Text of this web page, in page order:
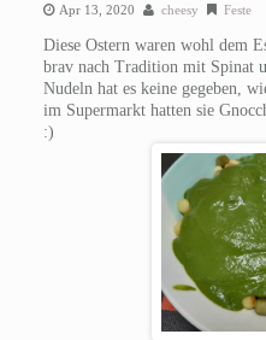
Apr 13, 2020 cheesy Feste
Diese Ostern waren wohl dem
brav nach Tradition mit Spinat
Nudeln hat es keine gegeben,
im Supermarkt hatten sie
:)